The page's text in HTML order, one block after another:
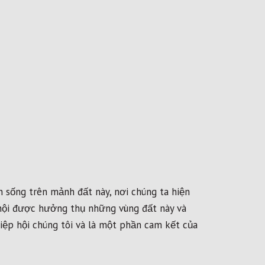
trên mảnh đất này, nơi chúng ta hiện
được hưởng thụ những vùng đất này và
hội chúng tôi và là một phần cam kết của